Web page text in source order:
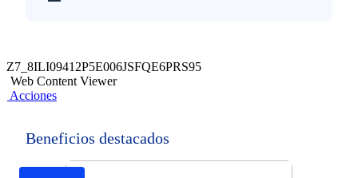
Z7_8ILI09412P5E006JSFQE6PRS95
Web Content Viewer
Acciones
Beneficios destacados